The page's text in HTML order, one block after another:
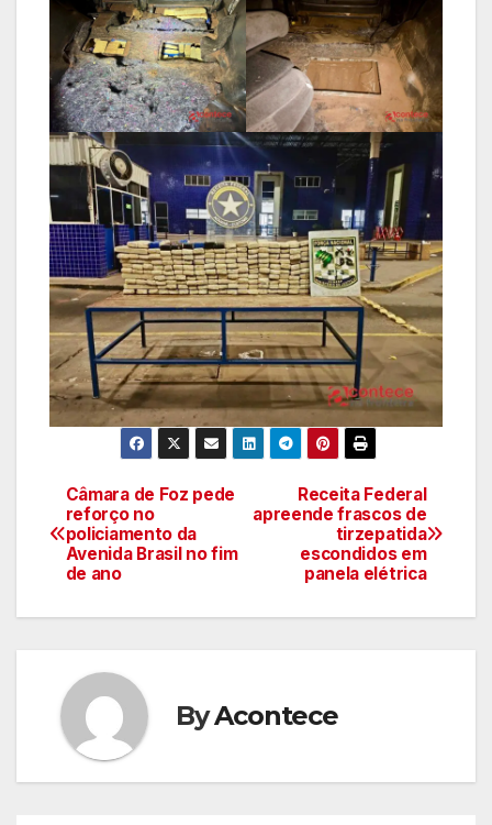
Navegação
de
Receita Federal
apreende frascos de
tirzepatida
escondidos em
panela elétrica
Câmara de Foz pede
reforço no
policiamento da
Avenida Brasil no fim
de ano
ByAcontece